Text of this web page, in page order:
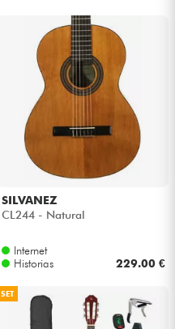
SILVANEZ
CL244 - Natural
Internet
Historias
229.00 €
SET